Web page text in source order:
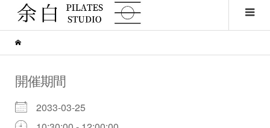
開催期間
2033-03-25